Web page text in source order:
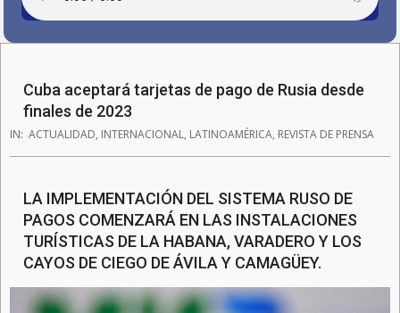
Cuba aceptará tarjetas de pago de Rusia desde
finales de 2023
IN: ACTUALIDAD, INTERNACIONAL, LATINOAMÉRICA, REVISTA DE PRENSA
LA IMPLEMENTACIÓN DEL SISTEMA RUSO DE
PAGOS COMENZARÁ EN LAS INSTALACIONES
TURÍSTICAS DE LA HABANA, VARADERO Y LOS
CAYOS DE CIEGO DE ÁVILA Y CAMAGÜEY.